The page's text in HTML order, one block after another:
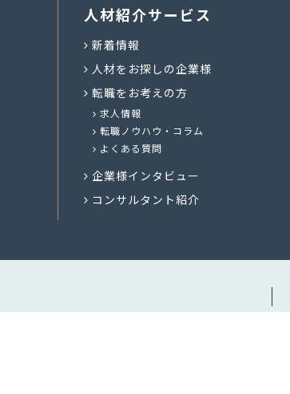
人材紹介サービス
新着情報
人材をお探しの企業様
転職をお考えの方
求人情報
転職ノウハウ・コラム
よくある質問
企業様インタビュー
コンサルタント紹介